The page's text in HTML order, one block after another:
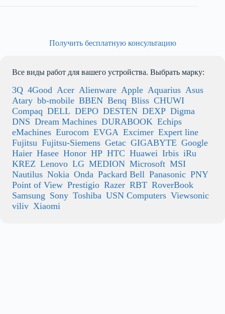
Получить бесплатную консультацию
Все виды работ для вашего устройства. Выбрать марку:
3Q 4Good Acer Alienware Apple Aquarius Asus
Atary bb-mobile BBEN Benq Bliss CHUWI
Compaq DELL DEPO DESTEN DEXP Digma
DNS Dream Machines DURABOOK Echips
eMachines Eurocom EVGA Excimer Expert line
Fujitsu Fujitsu-Siemens Getac GIGABYTE Google
Haier Hasee Honor HP HTC Huawei Irbis iRu
KREZ Lenovo LG MEDION Microsoft MSI
Nautilus Nokia Onda Packard Bell Panasonic PNY
Point of View Prestigio Razer RBT RoverBook
Samsung Sony Toshiba USN Computers Viewsonic
viliv Xiaomi